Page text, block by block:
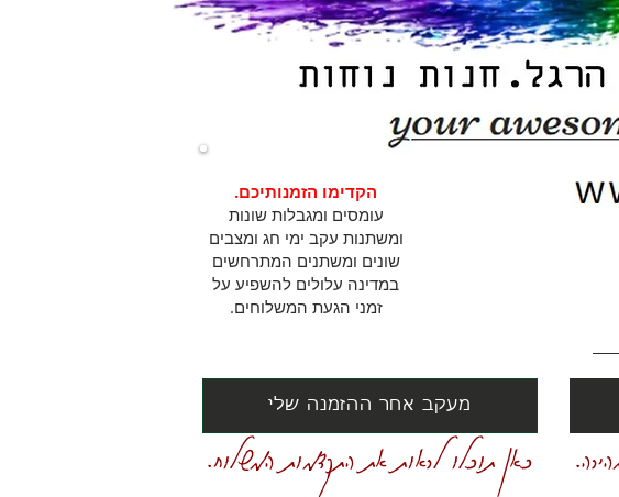
הקדימו הזמנותיכם.
עומסים ומגבלות שונות
ומשתנות עקב ימי חג ומצבים
שונים ומשתנים המתרחשים
במדינה עלולים להשפיע על
זמני הגעת המשלוחים.
מעקב אחר ההזמנה שלי
כאן תוכלו לראות את התקדמות המשלוח.